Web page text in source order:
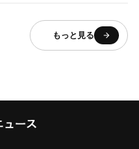
もっと見る